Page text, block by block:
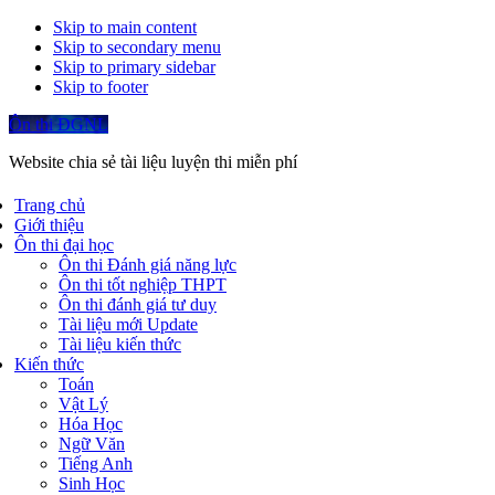
Skip to main content
Skip to secondary menu
Skip to primary sidebar
Skip to footer
Ôn thi ĐGNL
Website chia sẻ tài liệu luyện thi miễn phí
Trang chủ
Giới thiệu
Ôn thi đại học
Ôn thi Đánh giá năng lực
Ôn thi tốt nghiệp THPT
Ôn thi đánh giá tư duy
Tài liệu mới Update
Tài liệu kiến thức
Kiến thức
Toán
Vật Lý
Hóa Học
Ngữ Văn
Tiếng Anh
Sinh Học